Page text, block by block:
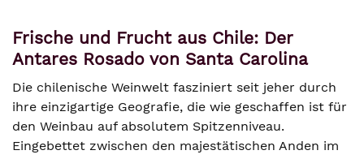
Frische und Frucht aus Chile: Der
Antares Rosado von Santa Carolina
Die chilenische Weinwelt fasziniert seit jeher durch
ihre einzigartige Geografie, die wie geschaffen ist für
den Weinbau auf absolutem Spitzenniveau.
Eingebettet zwischen den majestätischen Anden im